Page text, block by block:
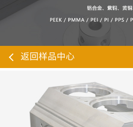
返回样品中心